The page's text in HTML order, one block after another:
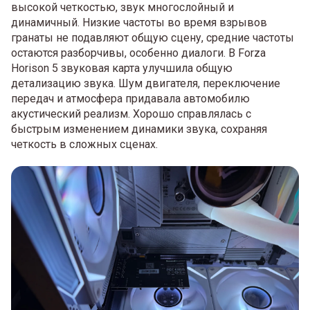
высокой четкостью, звук многослойный и
динамичный. Низкие частоты во время взрывов
гранаты не подавляют общую сцену, средние частоты
остаются разборчивы, особенно диалоги. В Forza
Horison 5 звуковая карта улучшила общую
детализацию звука. Шум двигателя, переключение
передач и атмосфера придавала автомобилю
акустический реализм. Хорошо справлялась с
быстрым изменением динамики звука, сохраняя
четкость в сложных сценах.